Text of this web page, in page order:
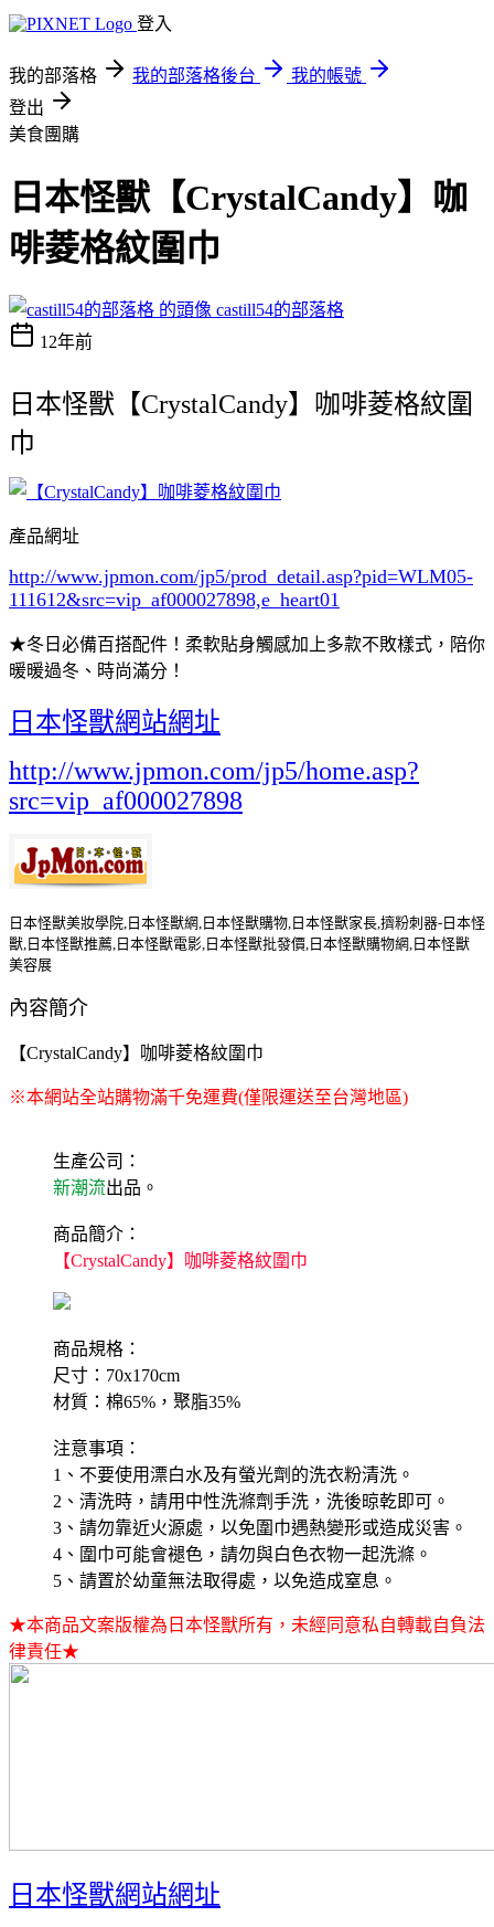
登入
我的部落格 我的部落格後台
我的帳號
登出
美食團購
日本怪獸【CrystalCandy】咖
啡菱格紋圍巾
castill54的部落格
12年前
日本怪獸【CrystalCandy】咖啡菱格紋圍
巾
產品網址
http://www.jpmon.com/jp5/prod_detail.asp?pid=WLM05-
111612&src=vip_af000027898,e_heart01
★冬日必備百搭配件！柔軟貼身觸感加上多款不敗樣式，陪你
暖暖過冬、時尚滿分！
日本怪獸網站網址
http://www.jpmon.com/jp5/home.asp?
src=vip_af000027898
日本怪獸美妝學院,日本怪獸網,日本怪獸購物,日本怪獸家長,擠粉刺器-日本怪
獸,日本怪獸推薦,日本怪獸電影,日本怪獸批發價,日本怪獸購物網,日本怪獸
美容展
內容簡介
【CrystalCandy】咖啡菱格紋圍巾
※本網站全站購物滿千免運費(僅限運送至台灣地區)
生產公司：
新潮流出品。
商品簡介：
【CrystalCandy】咖啡菱格紋圍巾
商品規格：
尺寸：70x170cm
材質：棉65%，聚脂35%
注意事項：
1、不要使用漂白水及有螢光劑的洗衣粉清洗。
2、清洗時，請用中性洗滌劑手洗，洗後晾乾即可。
3、請勿靠近火源處，以免圍巾遇熱變形或造成災害。
4、圍巾可能會褪色，請勿與白色衣物一起洗滌。
5、請置於幼童無法取得處，以免造成窒息。
★本商品文案版權為日本怪獸所有，未經同意私自轉載自負法
律責任★
日本怪獸網站網址